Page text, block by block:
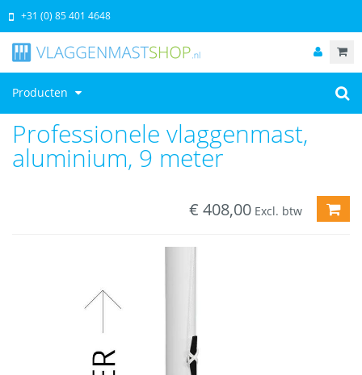
Producten
+31 (0) 85 401 4648
Professionele vlaggenmast,
aluminium, 9 meter
€ 408,00 Excl. btw